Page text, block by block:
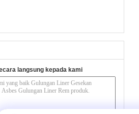
langsung kepada kami